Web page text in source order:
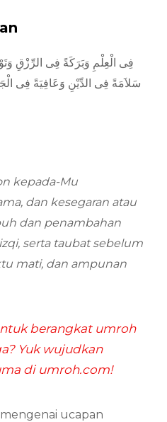
فِى الْعِلْمِ وَبَرَكَةً فِى الرِّزْقِ
سَلاَمَةً فِى الدِّيْنِ وَعَافِيَةً فِى
kepada-Mu
dan kesegaran atau
dan penambahan
serta taubat sebelum
mati, dan ampunan
berangkat umroh
Yuk wujudkan
di umroh.com!
ucapan